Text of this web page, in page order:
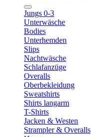
Jungs 0-3
Unterwäsche
Bodies
Unterhemden
Slips
Nachtwäsche
Schlafanzüge
Overalls
Oberbekleidung
Sweatshirts
Shirts langarm
T-Shirts
Jacken & Westen
Strampler & Overalls